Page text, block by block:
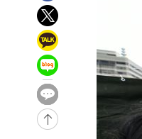
-28066초 전 >
태풍 돌핀,
-25412초 전 >
AT마드리
-24042초 전 >
[속보]與 강
44.40%
-23376초 전 >
與 강원
44.53%
-23216초 전 >
[속보]與전
-23023초 전 >
[속보]與 당
45.71%
-22925초 전 >
[속보]與 당